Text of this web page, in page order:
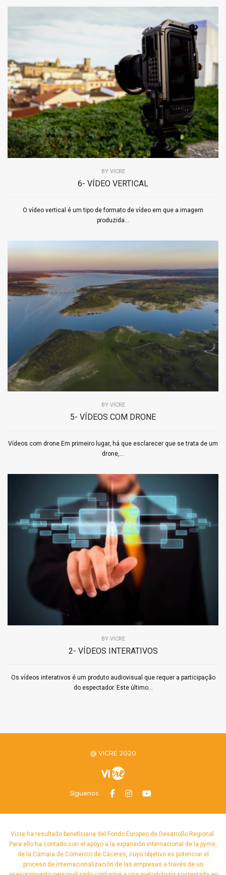
BY VICRE
6- VÍDEO VERTICAL
O vídeo vertical é um tipo de formato de vídeo em que a imagem
produzida...
BY VICRE
5- VÍDEOS COM DRONE
Vídeos com drone Em primeiro lugar, há que esclarecer que se trata de um
drone,...
BY VICRE
2- VÍDEOS INTERATIVOS
Os vídeos interativos é um produto audiovisual que requer a participação
do espectador. Este último...
@ VICRE 2020
Síguenos
Vicre ha resultado beneficiaria del Fondo Europeo de Desarrollo Regional.
Para ello ha contado con el apoyo a la expansión internacional de la pyme,
de la Cámara de Comercio de Cáceres, cuyo objetivo es potenciar el
proceso de internacionalización de las empresas a través de un